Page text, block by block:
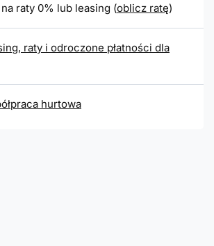
na raty 0% lub leasing (oblicz ratę)
raty i odroczone płatności dla
hurtowa